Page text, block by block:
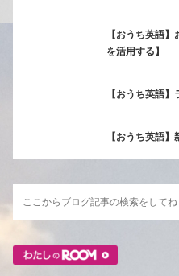
【おうち英語
を活用する】
【おうち英語
【おうち英語